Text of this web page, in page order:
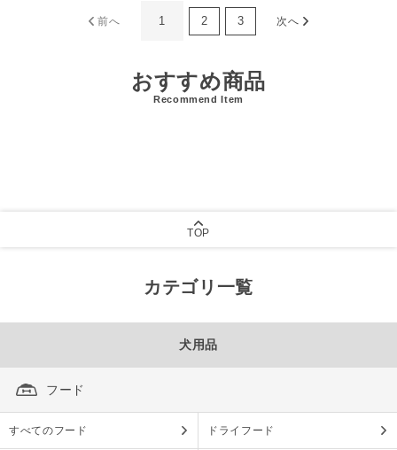
前へ 1 2 3 次へ
おすすめ商品
Recommend Item
TOP
カテゴリ一覧
犬用品
フード
すべてのフード ドライフード